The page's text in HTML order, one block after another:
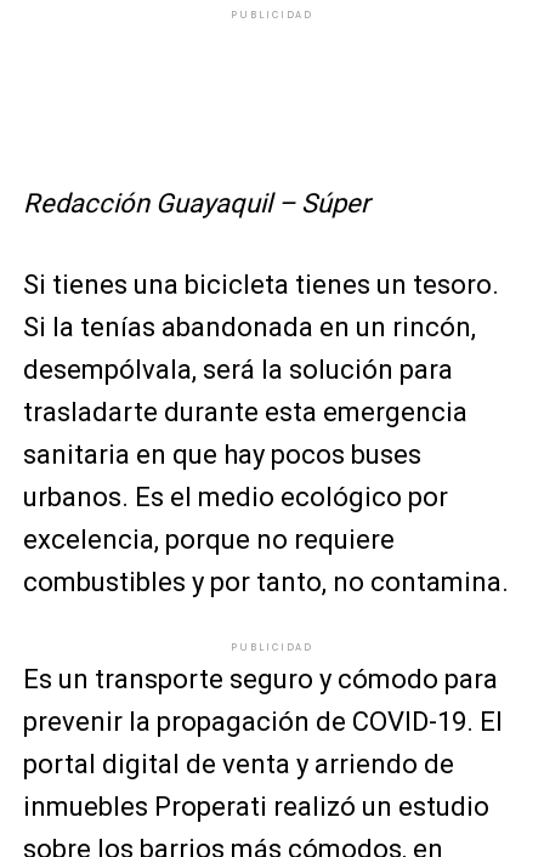
PUBLICIDAD
Redacción Guayaquil – Súper
Si tienes una bicicleta tienes un tesoro.
Si la tenías abandonada en un rincón,
desempólvala, será la solución para
trasladarte durante esta emergencia
sanitaria en que hay pocos buses
urbanos. Es el medio ecológico por
excelencia, porque no requiere
combustibles y por tanto, no contamina.
PUBLICIDAD
Es un transporte seguro y cómodo para
prevenir la propagación de COVID-19. El
portal digital de venta y arriendo de
inmuebles Properati realizó un estudio
sobre los barrios más cómodos, en